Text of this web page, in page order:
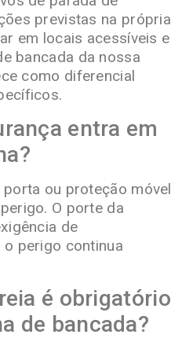
previstas na própria
em locais acessíveis e
bancada da nossa
como diferencial
entra em
ou proteção móvel
O porte da
de
perigo continua
é obrigatório
de bancada?